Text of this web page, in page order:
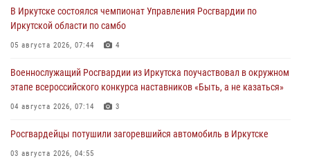
В Иркутске состоялся чемпионат Управления Росгвардии по
Иркутской области по самбо
05 августа 2026, 07:44 4
Военнослужащий Росгвардии из Иркутска поучаствовал в окружном
этапе всероссийского конкурса наставников «Быть, а не казаться»
04 августа 2026, 07:14 3
Росгвардейцы потушили загоревшийся автомобиль в Иркутске
03 августа 2026, 04:55